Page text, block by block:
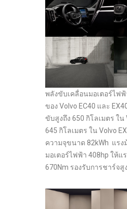
พลังขับเคลื่อนมอเตอร์ไฟ
ของ Volvo EC40 และ
ขับสูงถึง 650 กิโลเมตร ใน
645 กิโลเมตร ใน Volvo
ความจุขนาด 82kWh แรง
มอเตอร์ไฟฟ้า 408hp ให้แ
670Nm รองรับการชาร์จสู